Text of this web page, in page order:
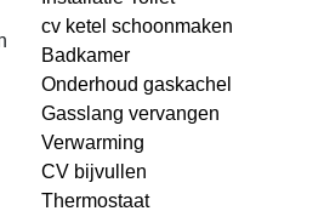
cv ketel schoonmaken
Badkamer
Onderhoud gaskachel
Gasslang vervangen
Verwarming
CV bijvullen
Thermostaat